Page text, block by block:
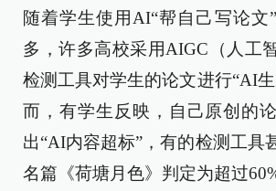
随着学生使用AI“帮自己写论文
多，许多高校采用AIGC（人工
检测工具对学生的论文进行“AI
而，有学生反映，自己原创的
出“AI内容超标”，有的检测工具
名篇《荷塘月色》判定为超过